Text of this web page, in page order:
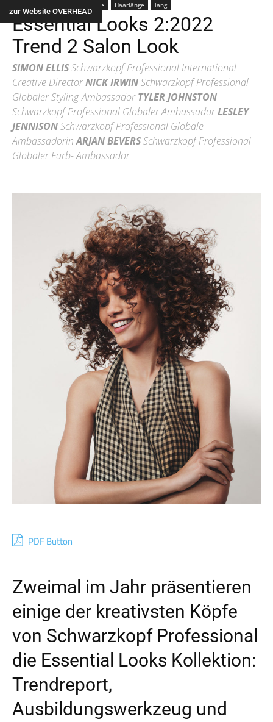
zur Website OVERHEAD
Alle Haarlänge lang
Essential Looks 2:2022
Trend 2 Salon Look
SIMON ELLISSchwarzkopf Professional International
Creative DirectorNICK IRWINSchwarzkopf Professional
Globaler Styling-AmbassadorTYLER JOHNSTON
Schwarzkopf Professional Globaler AmbassadorLESLEY
JENNISONSchwarzkopf Professional Globale
AmbassadorinARJAN BEVERSSchwarzkopf Professional
Globaler Farb- Ambassador
PDF Button
Zweimal im Jahr präsentieren
einige der kreativsten Köpfe
von Schwarzkopf Professional
die Essential Looks Kollektion:
Trendreport,
Ausbildungswerkzeug und